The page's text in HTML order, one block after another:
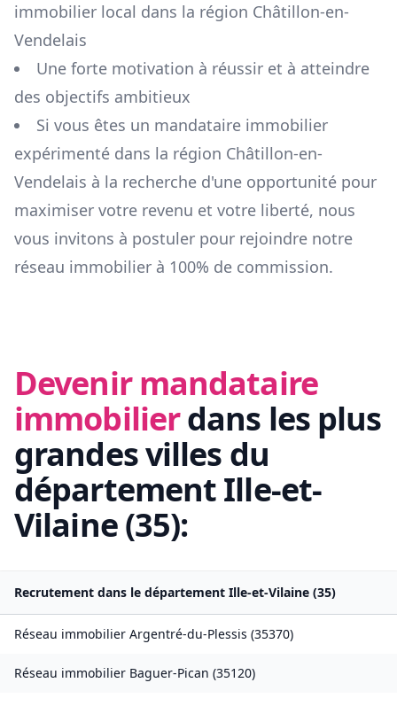
immobilier local dans la région Châtillon-en-
Vendelais
Une forte motivation à réussir et à atteindre
des objectifs ambitieux
Si vous êtes un mandataire immobilier
expérimenté dans la région Châtillon-en-
Vendelais à la recherche d'une opportunité pour
maximiser votre revenu et votre liberté, nous
vous invitons à postuler pour rejoindre notre
réseau immobilier à 100% de commission.
Devenir mandataire
immobilierdans les plus
grandes villes du
départementIlle-et-
Vilaine(35):
Recrutement dans le département Ille-et-Vilaine (35)
Réseau immobilier Argentré-du-Plessis (35370)
Réseau immobilier Baguer-Pican (35120)